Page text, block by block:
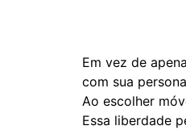
Em vez de
com sua
Ao escolher
Essa liberdade